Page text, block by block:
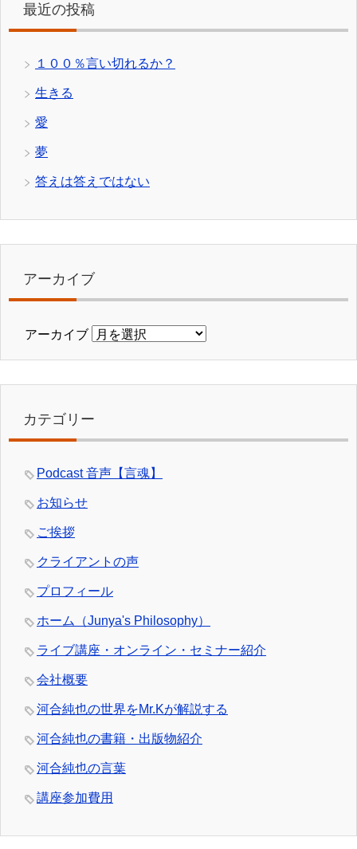
最近の投稿
１００％言い切れるか？
生きる
愛
夢
答えは答えではない
アーカイブ
アーカイブ
カテゴリー
Podcast 音声【言魂】
お知らせ
ご挨拶
クライアントの声
プロフィール
ホーム（Junya's Philosophy）
ライブ講座・オンライン・セミナー紹介
会社概要
河合純也の世界をMr.Kが解説する
河合純也の書籍・出版物紹介
河合純也の言葉
講座参加費用